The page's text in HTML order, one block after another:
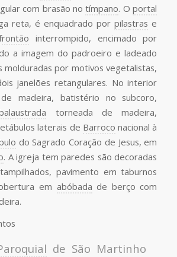
com brasão notímpano. Oportal
reta, é enquadrado porpilastras e
interrompido, encimado por
a imagem do padroeiro e ladeado
molduradas por motivos vegetalistas,
janelões retangulares. No interior
de madeira, batistério no subcoro,
torneada de madeira,
laterais de Barroco nacional à
do Sagrado Coração de Jesus, em
. A igreja tem paredes são decoradas
pavimento em taburnos
em abóbada de berço com
de São Martinho